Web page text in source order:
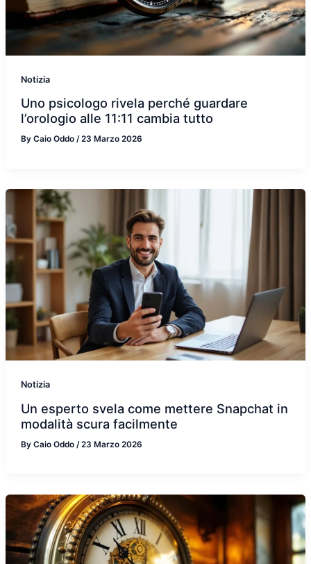
Notizia
Uno psicologo rivela perché guardare
l’orologio alle 11:11 cambia tutto
By Caio Oddo /23 Marzo 2026
Notizia
Un esperto svela come mettere Snapchat in
modalità scura facilmente
By Caio Oddo /23 Marzo 2026